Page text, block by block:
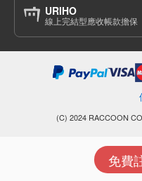
免費
URIHO
線上完結型應收帳款擔保
(C) 2024 RACCOON